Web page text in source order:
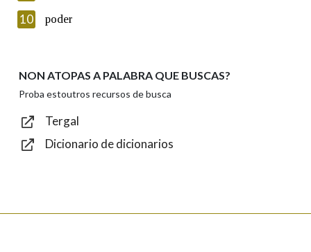
Introduce o código que aparece na imaxe:
Texto de verificación
10 poder
NON ATOPAS A PALABRA QUE BUSCAS?
Proba estoutros recursos de busca
Tergal
Dicionario de dicionarios